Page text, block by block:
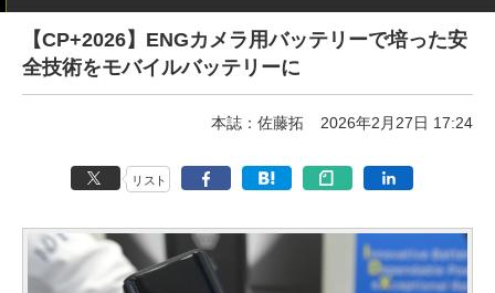
【CP+2026】ENGカメラ用バッテリーで培った安
全技術をモバイルバッテリーに
本誌：佐藤拓 2026年2月27日 17:24
リスト